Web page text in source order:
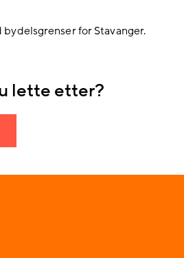
for Stavanger.
lette etter?